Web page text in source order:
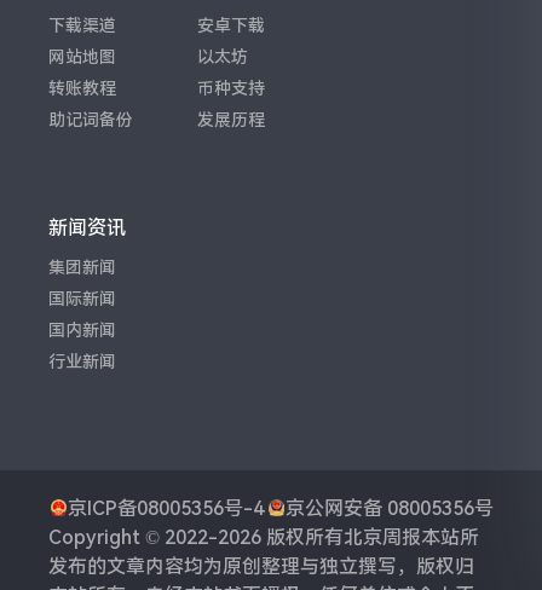
下载渠道
网站地图
转账教程
助记词备份
安卓下载
以太坊
币种支持
发展历程
新闻资讯
集团新闻
国际新闻
国内新闻
行业新闻
京ICP备08005356号-4
京公网安备 08005356号
Copyright © 2022-2026 版权所有北京周报本站所
发布的文章内容均为原创整理与独立撰写，版权归